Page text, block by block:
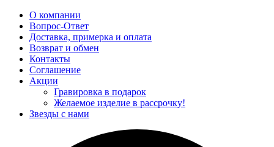
О компании
Вопрос-Ответ
Доставка, примерка и оплата
Возврат и обмен
Контакты
Соглашение
Акции
Гравировка в подарок
Желаемое изделие в рассрочку!
Звезды с нами